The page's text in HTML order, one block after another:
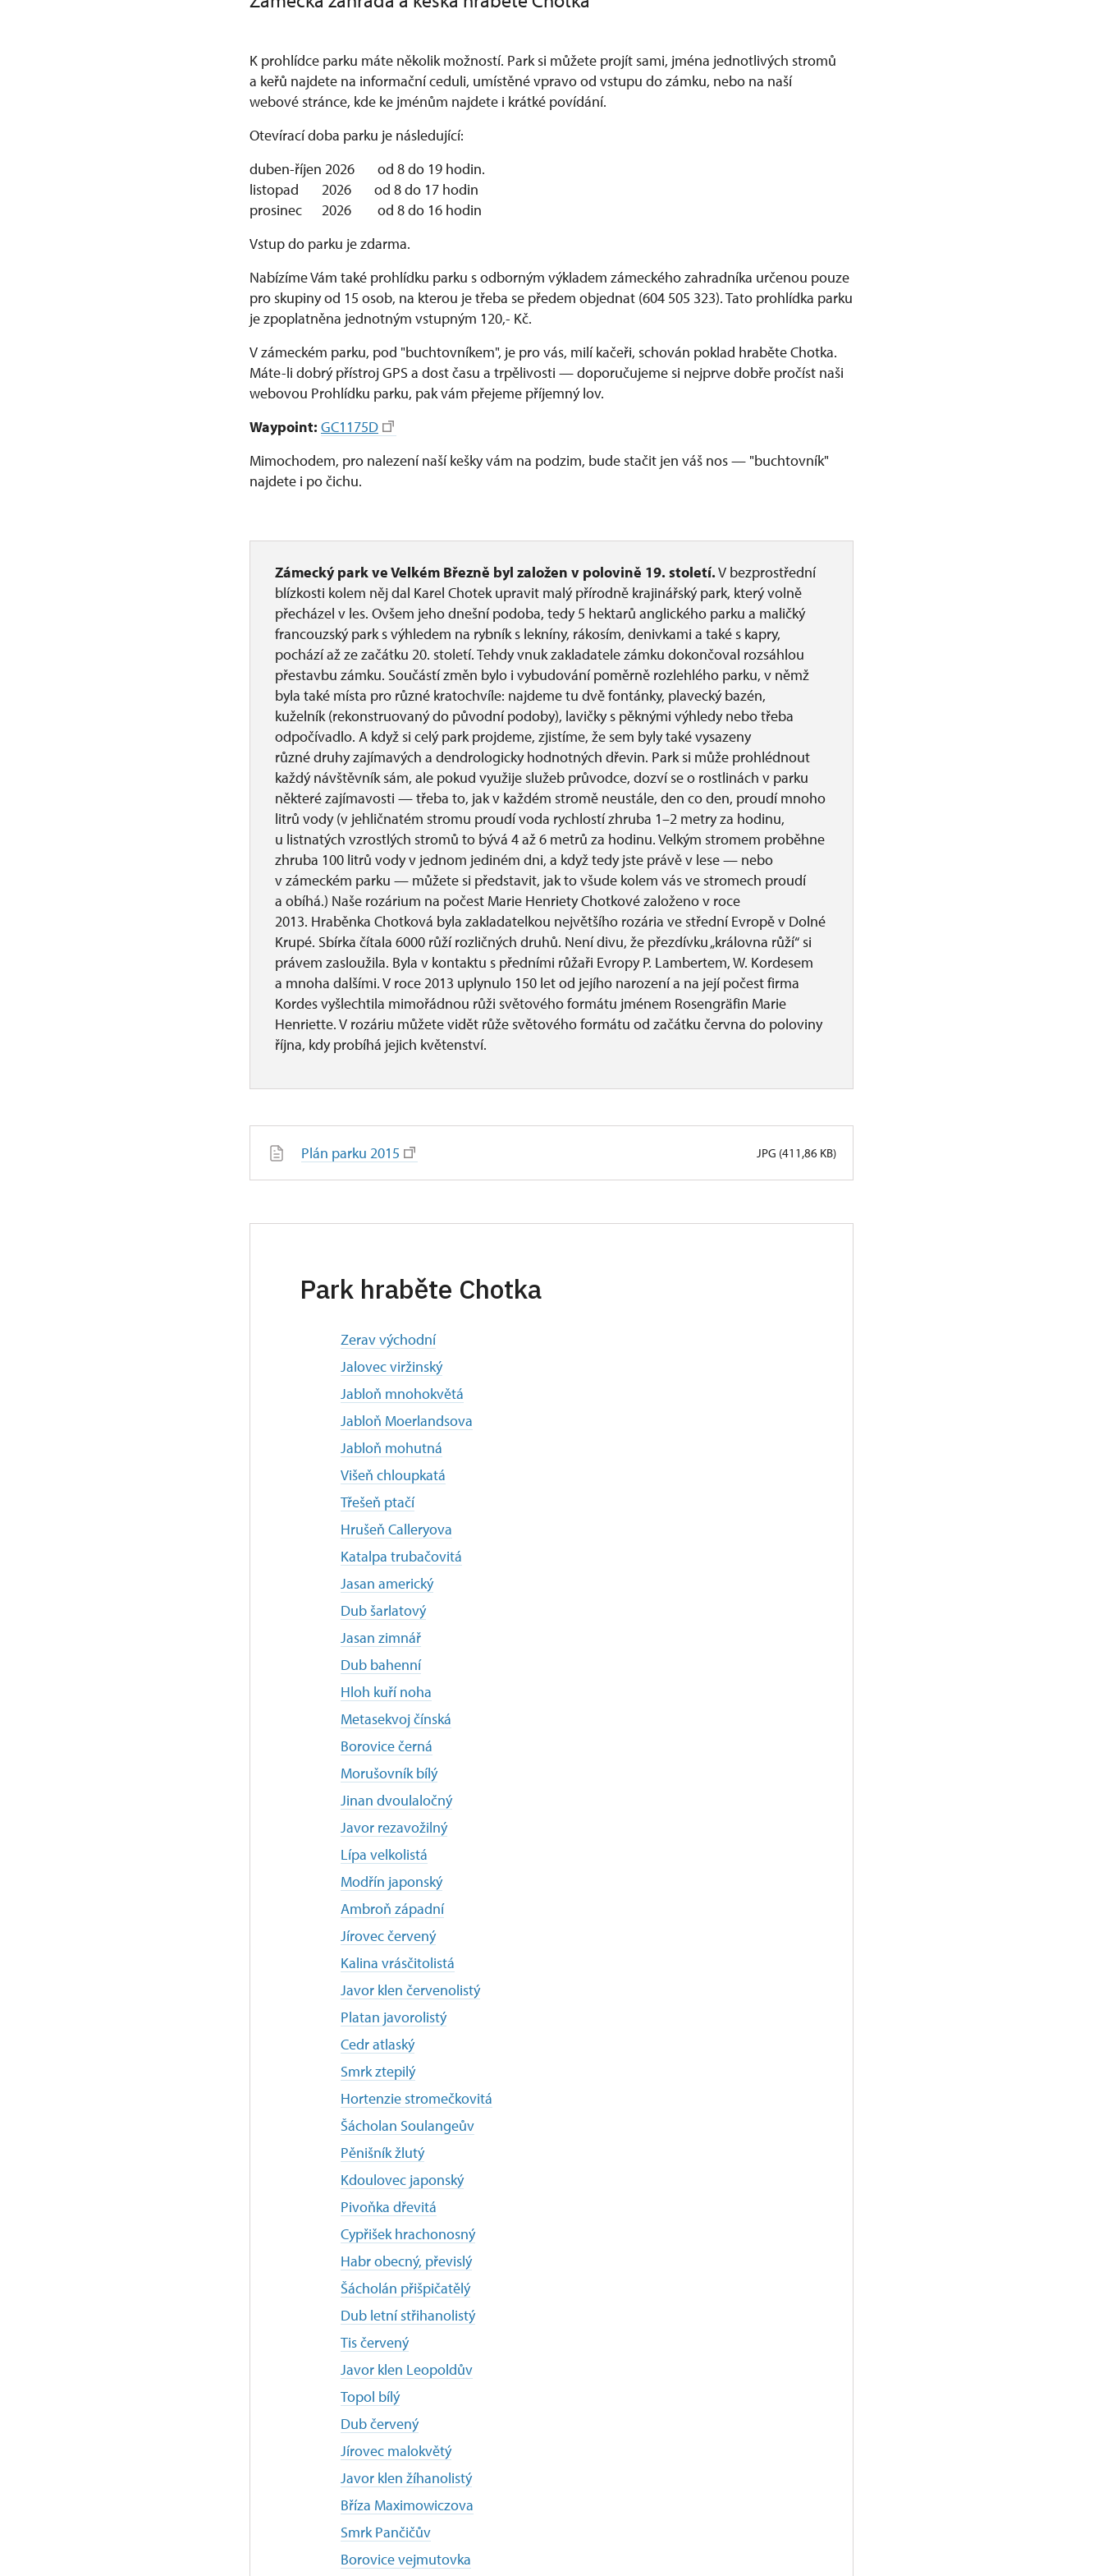
K prohlídce parku máte několik možností. Park si můžete projít sami, jména jednotlivých stromů
a keřů najdete na informační ceduli, umístěné vpravo od vstupu do zámku, nebo na naší
webové stránce, kde ke jménům najdete i krátké povídání.
Otevírací doba parku je následující:
duben-říjen 2026 od 8 do 19 hodin.
listopad 2026 od 8 do 17 hodin
prosinec 2026 od 8 do 16 hodin
Vstup do parku je zdarma.
Nabízíme Vám také prohlídku parku s odborným výkladem zámeckého zahradníka určenou pouze
pro skupiny od 15 osob, na kterou je třeba se předem objednat (604 505 323). Tato prohlídka parku
je zpoplatněna jednotným vstupným 120,- Kč.
V zámeckém parku, pod "buchtovníkem", je pro vás, milí kačeři, schován poklad hraběte Chotka.
Máte-li dobrý přístroj GPS a dost času a trpělivosti — doporučujeme si nejprve dobře pročíst naši
webovou Prohlídku parku, pak vám přejeme příjemný lov.
Waypoint: GC1175D
Mimochodem, pro nalezení naší kešky vám na podzim, bude stačit jen váš nos — "buchtovník"
najdete i po čichu.
Zámecký park ve Velkém Březně byl založen v polovině 19. století.V bezprostřední
blízkosti kolem něj dal Karel Chotek upravit malý přírodně krajinářský park, který volně
přecházel v les. Ovšem jeho dnešní podoba, tedy 5 hektarů anglického parku a maličký
francouzský park s výhledem na rybník s lekníny, rákosím, denivkami a také s kapry,
pochází až ze začátku 20. století. Tehdy vnuk zakladatele zámku dokončoval rozsáhlou
přestavbu zámku. Součástí změn bylo i vybudování poměrně rozlehlého parku, v němž
byla také místa pro různé kratochvíle: najdeme tu dvě fontánky, plavecký bazén,
kuželník (rekonstruovaný do původní podoby), lavičky s pěknými výhledy nebo třeba
odpočívadlo. A když si celý park projdeme, zjistíme, že sem byly také vysazeny
různé druhy zajímavých a dendrologicky hodnotných dřevin. Park si může prohlédnout
každý návštěvník sám, ale pokud využije služeb průvodce, dozví se o rostlinách v parku
některé zajímavosti — třeba to, jak v každém stromě neustále, den co den, proudí mnoho
litrů vody (v jehličnatém stromu proudí voda rychlostí zhruba 1–2 metry za hodinu,
u listnatých vzrostlých stromů to bývá 4 až 6 metrů za hodinu. Velkým stromem proběhne
zhruba 100 litrů vody v jednom jediném dni, a když tedy jste právě v lese — nebo
v zámeckém parku — můžete si představit, jak to všude kolem vás ve stromech proudí
a obíhá.) Naše rozárium na počest Marie Henriety Chotkové založeno v roce
2013. Hraběnka Chotková byla zakladatelkou největšího rozária ve střední Evropě v Dolné
Krupé. Sbírka čítala 6000 růží rozličných druhů. Není divu, že přezdívku „královna růží“ si
právem zasloužila. Byla v kontaktu s předními růžaři Evropy P. Lambertem, W. Kordesem
a mnoha dalšími. V roce 2013 uplynulo 150 let od jejího narození a na její počest firma
Kordes vyšlechtila mimořádnou růži světového formátu jménem Rosengräfin Marie
Henriette. V rozáriu můžete vidět růže světového formátu od začátku června do poloviny
října, kdy probíhá jejich květenství.
Plán parku 2015 JPG (411,86 KB)
Park hraběte Chotka
Zerav východní
Jalovec viržinský
Jabloň mnohokvětá
Jabloň Moerlandsova
Jabloň mohutná
Višeň chloupkatá
Třešeň ptačí
Hrušeň Calleryova
Katalpa trubačovitá
Jasan americký
Dub šarlatový
Jasan zimnář
Dub bahenní
Hloh kuří noha
Metasekvoj čínská
Borovice černá
Morušovník bílý
Jinan dvoulaločný
Javor rezavožilný
Lípa velkolistá
Modřín japonský
Ambroň západní
Jírovec červený
Kalina vrásčitolistá
Javor klen červenolistý
Platan javorolistý
Cedr atlaský
Smrk ztepilý
Hortenzie stromečkovitá
Šácholan Soulangeův
Pěnišník žlutý
Kdoulovec japonský
Pivoňka dřevitá
Cypřišek hrachonosný
Habr obecný, převislý
Šácholán přišpičatělý
Dub letní střihanolistý
Tis červený
Javor klen Leopoldův
Topol bílý
Dub červený
Jírovec malokvětý
Javor klen žíhanolistý
Bříza Maximowiczova
Smrk Pančičův
Borovice vejmutovka